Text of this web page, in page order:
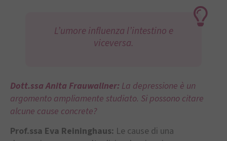
L’umore influenza l’intestino e
viceversa.
Dott.ssa Anita Frauwallner: La depressione è un
argomento ampliamente studiato. Si possono citare
alcune cause concrete?
Prof.ssa Eva Reininghaus: Le cause di una